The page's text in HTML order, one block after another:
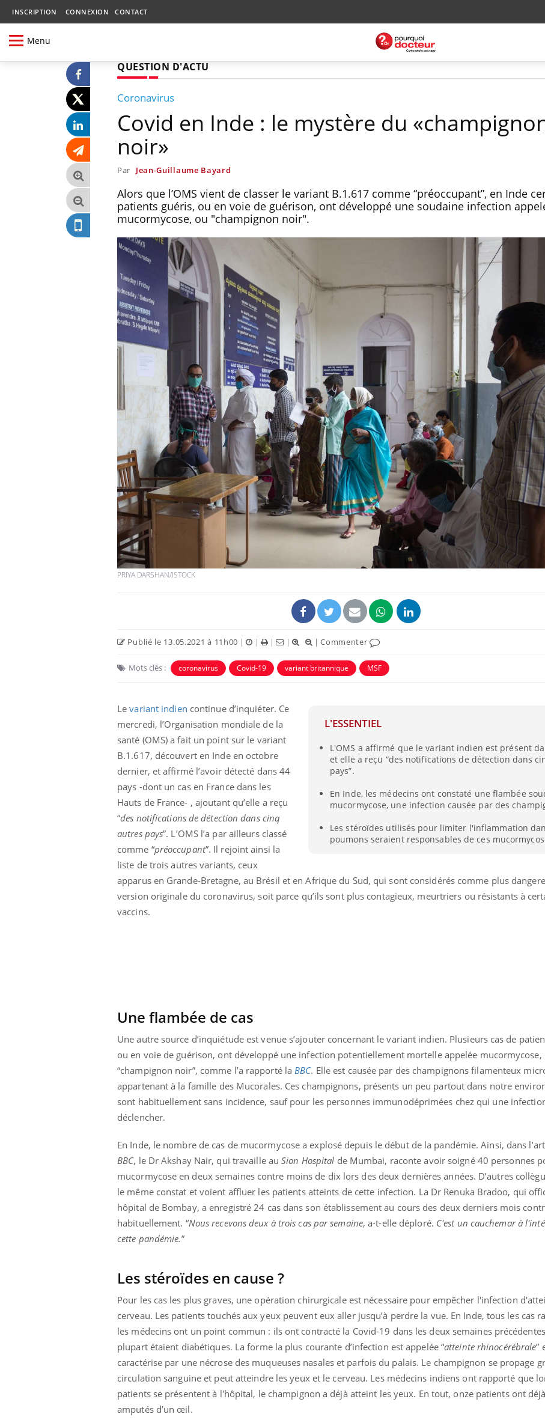
INSCRIPTION CONNEXION CONTACT
Menu
QUESTION D'ACTU
Coronavirus
Covid en Inde : le mystère du
noir»
Par Jean-Guillaume Bayard
Alors que l’OMS vient de classer le variant B.1.617 comme “préoccupant”, en Inde
patients guéris, ou en voie de guérison, ont développé une soudaine infection
mucormycose, ou "champignon noir".
PRIYA DARSHAN/ISTOCK
Publié le 13.05.2021 à 11h00 | | | | |Commenter
Mots clés : coronavirus Covid-19 variant britannique MSF
L'ESSENTIEL
L'OMS a affirmé que le variant indien est présent
et elle a reçu “des notifications de détection dans
pays”.
En Inde, les médecins ont constaté une flambée
mucormycose, une infection causée par des
Les stéroïdes utilisés pour limiter l'inflammation
poumons seraient responsables de ces
Levariant indien continue d’inquiéter. Ce
mercredi, l’Organisation mondiale de la
santé (OMS) a fait un point sur le variant
B.1.617, découvert en Inde en octobre
dernier, et affirmé l’avoir détecté dans 44
pays -dont un cas en France dans les
Hauts de France- , ajoutant qu’elle a reçu
“des notifications de détection dans cinq
autres pays”. L’OMS l’a par ailleurs classé
comme “préoccupant”. Il rejoint ainsi la
liste de trois autres variants, ceux
apparus en Grande-Bretagne, au Brésil et en Afrique du Sud, qui sont considérés comme plus
version originale du coronavirus, soit parce qu’ils sont plus contagieux, meurtriers ou résistants à
vaccins.
Une flambée de cas
Une autre source d’inquiétude est venue s’ajouter concernant le variant indien. Plusieurs cas de
ou en voie de guérison, ont développé une infection potentiellement mortelle appelée mucormycose,
“champignon noir”, comme l’a rapporté la BBC. Elle est causée par des champignons filamenteux
appartenant à la famille des Mucorales. Ces champignons, présents un peu partout dans notre
sont habituellement sans incidence, sauf pour les personnes immunodéprimées chez qui une
déclencher.
En Inde, le nombre de cas de mucormycose a explosé depuis le début de la pandémie. Ainsi, dans
BBC, le Dr Akshay Nair, qui travaille auSion Hospital de Mumbai, raconte avoir soigné 40 personnes
mucormycose en deux semaines contre moins de dix lors des deux dernières années. D’autres
le même constat et voient affluer les patients atteints de cette infection. La Dr Renuka Bradoo, qui
hôpital de Bombay, a enregistré 24 cas dans son établissement au cours des deux derniers mois
habituellement. “Nous recevons deux à trois cas par semaine, a-t-elle déploré. C'est un cauchemar à
cette pandémie.”
Les stéroïdes en cause ?
Pour les cas les plus graves, une opération chirurgicale est nécessaire pour empêcher l'infection
cerveau. Les patients touchés aux yeux peuvent eux aller jusqu’à perdre la vue. En Inde, tous les cas
les médecins ont un point commun : ils ont contracté la Covid-19 dans les deux semaines
plupart étaient diabétiques. La forme la plus courante d’infection est appelée “atteinte rhinocérébrale”
caractérise par une nécrose des muqueuses nasales et parfois du palais. Le champignon se propage
circulation sanguine et peut atteindre les yeux et le cerveau. Les médecins indiens ont rapporté que
patients se présentent à l'hôpital, le champignon a déjà atteint les yeux. En tout, onze patients ont
amputés d’un œil.
Chikungunya, dengue,
West Nile : que se passe-
t-il dans le sud de la
France ?
protègent-ils aussi les os
?
Cytomégalovirus : ce qui
change dans la prise en
charge des femmes
enceintes
de dormir la nuit ?
VIH : la fin du comprimé
tous les jours se profile-t-
gâche-t-il les premiers
jours de vos vacances ?
Le
de
Eczéma Chronique des Mains :
expliquer ma maladieYoutube
Carence en fer : comprendre pour Insuline & Charge